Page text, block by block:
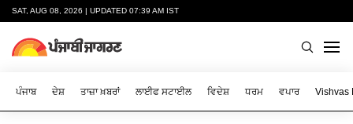
SAT, AUG 08, 2026 | UPDATED 07:39 AM IST
ਪੰਜਾਬ ਦੇਸ਼ ਤਾਜ਼ਾ ਖ਼ਬਰਾਂ ਲਾਈਫ ਸਟਾਈਲ ਵਿਦੇਸ਼ ਧਰਮ ਵਪਾਰ Vishvas